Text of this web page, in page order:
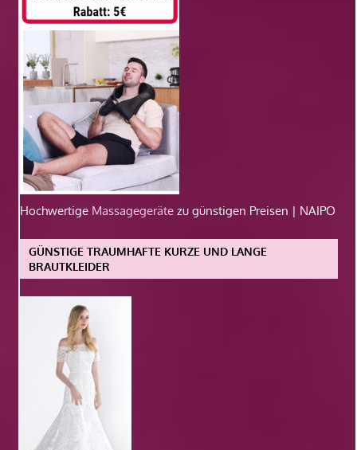
Hochwertige Massagegeräte zu günstigen Preisen | NAIPO
GÜNSTIGE TRAUMHAFTE KURZE UND LANGE
BRAUTKLEIDER